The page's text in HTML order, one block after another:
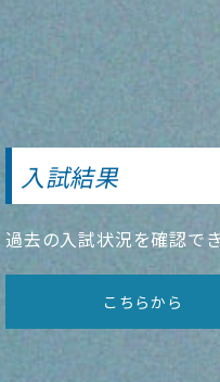
入試結果
過去の入試状況を確認でき
こちらから